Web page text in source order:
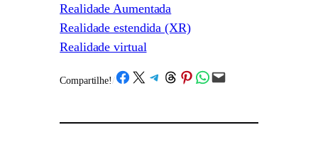
Realidade Aumentada
Realidade estendida (XR)
Realidade virtual
Compartilhe!/Share on Facebook
Share on X Share on Telegram
Share on Threads
Share on Pinterest
Share on WhatsApp
Email this Page